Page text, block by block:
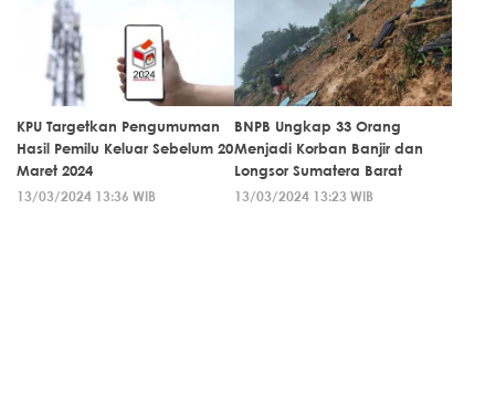
KPU Targetkan Pengumuman
Hasil Pemilu Keluar Sebelum 20
Maret 2024
13/03/2024 13:36 WIB
BNPB Ungkap 33 Orang
Menjadi Korban Banjir dan
Longsor Sumatera Barat
13/03/2024 13:23 WIB